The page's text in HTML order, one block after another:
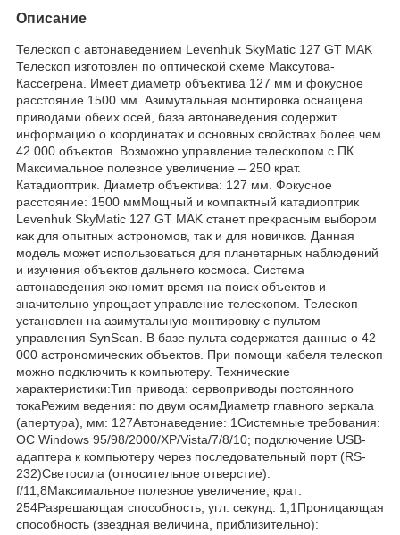
Описание
Телескоп с автонаведением Levenhuk SkyMatic 127 GT MAK
Телескоп изготовлен по оптической схеме Максутова-
Кассегрена. Имеет диаметр объектива 127 мм и фокусное
расстояние 1500 мм. Азимутальная монтировка оснащена
приводами обеих осей, база автонаведения содержит
информацию о координатах и основных свойствах более чем
42 000 объектов. Возможно управление телескопом с ПК.
Максимальное полезное увеличение – 250 крат.
Катадиоптрик. Диаметр объектива: 127 мм. Фокусное
расстояние: 1500 ммМощный и компактный катадиоптрик
Levenhuk SkyMatic 127 GT MAK станет прекрасным выбором
как для опытных астрономов, так и для новичков. Данная
модель может использоваться для планетарных наблюдений
и изучения объектов дальнего космоса. Система
автонаведения экономит время на поиск объектов и
значительно упрощает управление телескопом. Телескоп
установлен на азимутальную монтировку с пультом
управления SynScan. В базе пульта содержатся данные о 42
000 астрономических объектов. При помощи кабеля телескоп
можно подключить к компьютеру. Технические
характеристики:Тип привода: сервоприводы постоянного
токаРежим ведения: по двум осямДиаметр главного зеркала
(апертура), мм: 127Автонаведение: 1Системные требования:
ОС Windows 95/98/2000/XP/Vista/7/8/10; подключение USB-
адаптера к компьютеру через последовательный порт (RS-
232)Светосила (относительное отверстие):
f/11,8Максимальное полезное увеличение, крат:
254Разрешающая способность, угл. секунд: 1,1Проницающая
способность (звездная величина, приблизительно):